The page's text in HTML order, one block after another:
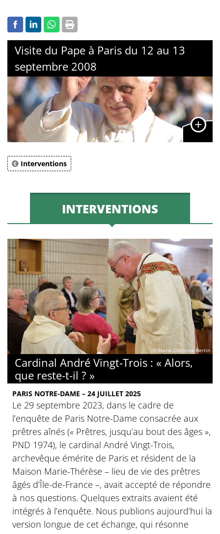
Visite du Pape à Paris du 12 au 13
septembre 2008
Interventions
INTERVENTIONS
© Marie-Christine Bertin
Cardinal André Vingt-Trois : « Alors,
que reste-t-il ? »
PARIS NOTRE-DAME – 24 JUILLET 2025
Le 29 septembre 2023, dans le cadre de
l’enquête de Paris Notre-Dame consacrée aux
prêtres aînés (« Prêtres, jusqu’au bout des âges »,
PND 1974), le cardinal André Vingt-Trois,
archevêque émérite de Paris et résident de la
Maison Marie-Thérèse – lieu de vie des prêtres
âgés d’Île-de-France –, avait accepté de répondre
à nos questions. Quelques extraits avaient été
intégrés à l’enquête. Nous publions aujourd’hui la
version longue de cet échange, qui résonne